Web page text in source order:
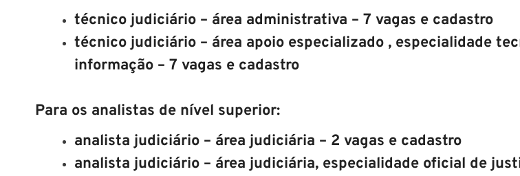
técnico judiciário – área administrativa – 7 vagas e cadastro
técnico judiciário – área apoio especializado , especialidade
informação – 7 vagas e cadastro
Para os analistas de nível superior:
analista judiciário – área judiciária – 2 vagas e cadastro
analista judiciário – área judiciária, especialidade oficial de